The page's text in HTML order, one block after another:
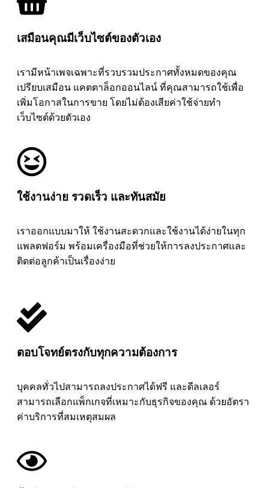
เสมือนคุณมีเว็บไซต์ของตัวเอง
เรามีหน้าเพจเฉพาะที่รวบรวมประกาศทั้งหมดของคุณ
เปรียบเสมือน แคตตาล็อกออนไลน์ ที่คุณสามารถใช้เพื่อ
เพิ่มโอกาสในการขาย โดยไม่ต้องเสียค่าใช้จ่ายทำ
เว็บไซต์ด้วยตัวเอง
ใช้งานง่าย รวดเร็ว และทันสมัย
เราออกแบบมาให้ ใช้งานสะดวกและใช้งานได้ง่ายในทุก
แพลตฟอร์ม พร้อมเครื่องมือที่ช่วยให้การลงประกาศและ
ติดต่อลูกค้าเป็นเรื่องง่าย
ตอบโจทย์ตรงกับทุกความต้องการ
บุคคลทั่วไปสามารถลงประกาศได้ฟรี และดีลเลอร์
สามารถเลือกแพ็กเกจที่เหมาะกับธุรกิจของคุณ ด้วยอัตรา
ค่าบริการที่สมเหตุสมผล